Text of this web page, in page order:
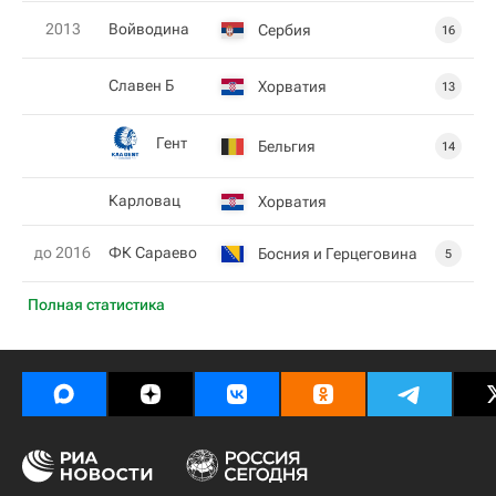
Полная статистика
2013 Войводина Сербия 16
Славен Б Хорватия 13
Гент Бельгия 14
Карловац Хорватия
до 2016 ФК Сараево Босния и Герцеговина 5